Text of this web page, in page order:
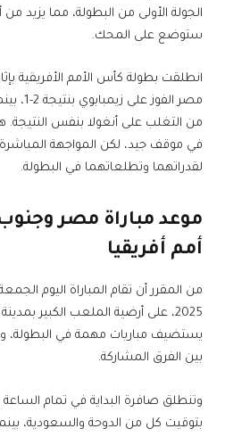
الجولة الأولى من البطولة، مما يزيد من
ستوضع على المحك.
انطلقت بطولة كأس الأمم الأفريقية
مصر
من التغلب على أنغولا بنفس النتيجة.
في موقف جيد، لكن المواجهة
لقدراتهما وتطلعاتهما في البطولة.
موعد مباراة مصر
أمم أفريقيا
2025، على أرضية الملعب الكبير
يستضيف مباريات مهمة في البطولة،
بين الفرق المشاركة.
بتوقيت كل من الدوحة والسعودية،